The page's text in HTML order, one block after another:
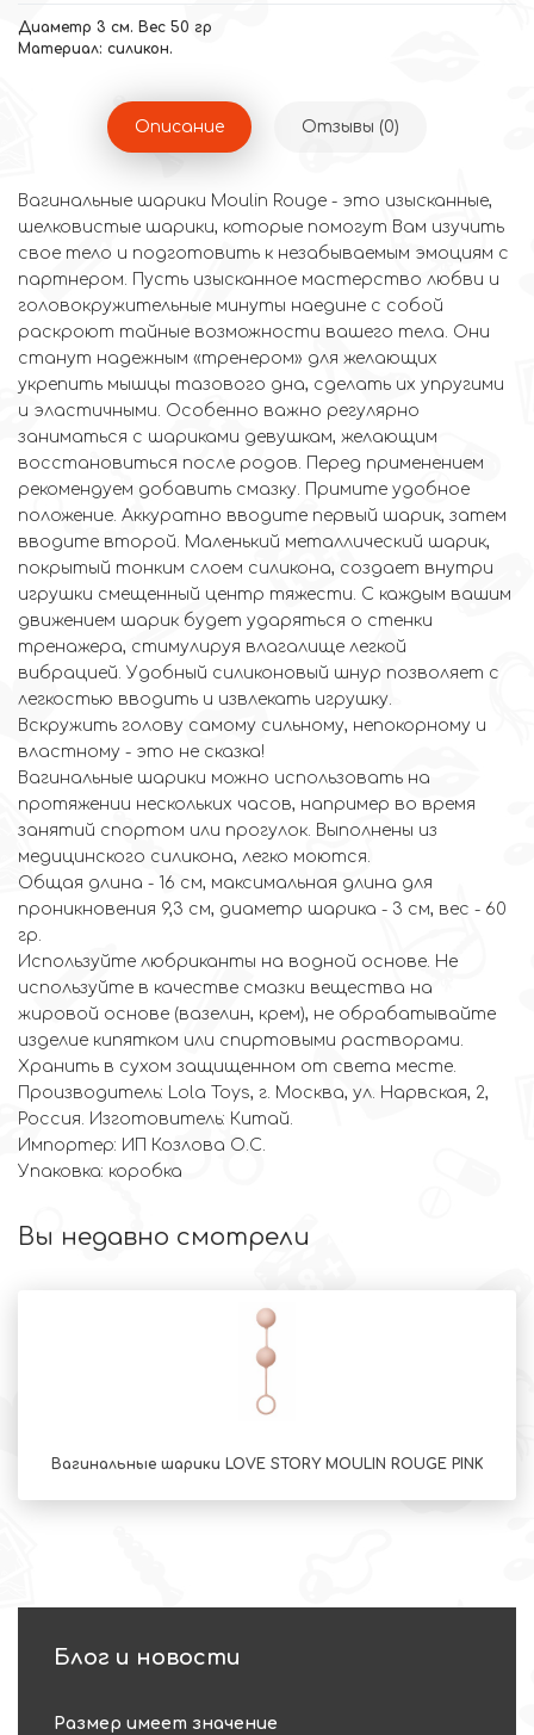
Диаметр 3 см. Вес 50 гр
Материал: силикон.
Описание Отзывы (0)
Вагинальные шарики Moulin Rouge - это изысканные,
шелковистые шарики, которые помогут Вам изучить
свое тело и подготовить к незабываемым эмоциям с
партнером. Пусть изысканное мастерство любви и
головокружительные минуты наедине с собой
раскроют тайные возможности вашего тела. Они
станут надежным «тренером» для желающих
укрепить мышцы тазового дна, сделать их упругими
и эластичными. Особенно важно регулярно
заниматься с шариками девушкам, желающим
восстановиться после родов. Перед применением
рекомендуем добавить смазку. Примите удобное
положение. Аккуратно вводите первый шарик, затем
вводите второй. Маленький металлический шарик,
покрытый тонким слоем силикона, создает внутри
игрушки смещенный центр тяжести. С каждым вашим
движением шарик будет ударяться о стенки
тренажера, стимулируя влагалище легкой
вибрацией. Удобный силиконовый шнур позволяет с
легкостью вводить и извлекать игрушку.
Вскружить голову самому сильному, непокорному и
властному - это не сказка!
Вагинальные шарики можно использовать на
протяжении нескольких часов, например во время
занятий спортом или прогулок. Выполнены из
медицинского силикона, легко моются.
Общая длина - 16 см, максимальная длина для
проникновения 9,3 см, диаметр шарика - 3 см, вес - 60
гр.
Используйте любриканты на водной основе. Не
используйте в качестве смазки вещества на
жировой основе (вазелин, крем), не обрабатывайте
изделие кипятком или спиртовыми растворами.
Хранить в сухом защищенном от света месте.
Производитель: Lola Toys, г. Москва, ул. Нарвская, 2,
Россия. Изготовитель: Китай.
Импортер: ИП Козлова О.С.
Упаковка: коробка
Вы недавно смотрели
Вагинальные шарики LOVE STORY MOULIN ROUGE PINK
Блог и новости
Размер имеет значение